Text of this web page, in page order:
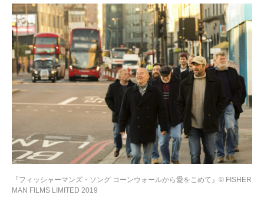
『フィッシャーマンズ・ソング コーンウォールから愛をこめて』© FISHER
MAN FILMS LIMITED 2019